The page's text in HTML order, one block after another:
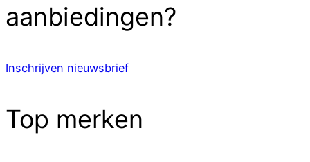
aanbiedingen?
Inschrijven nieuwsbrief
Top merken